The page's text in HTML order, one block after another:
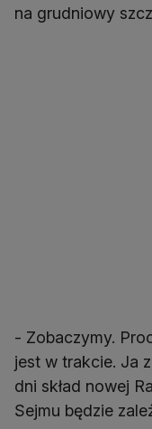
na grudniowy
- Zobaczymy.
jest w trakcie. Ja
dni skład nowej
Sejmu będzie